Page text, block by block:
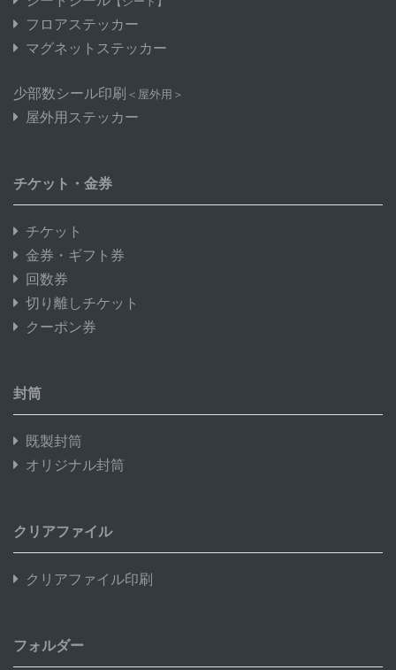
フロアステッカー
マグネットステッカー
少部数シール印刷 ＜屋外用＞
屋外用ステッカー
チケット・金券
チケット
金券・ギフト券
回数券
切り離しチケット
クーポン券
封筒
既製封筒
オリジナル封筒
クリアファイル
クリアファイル印刷
フォルダー